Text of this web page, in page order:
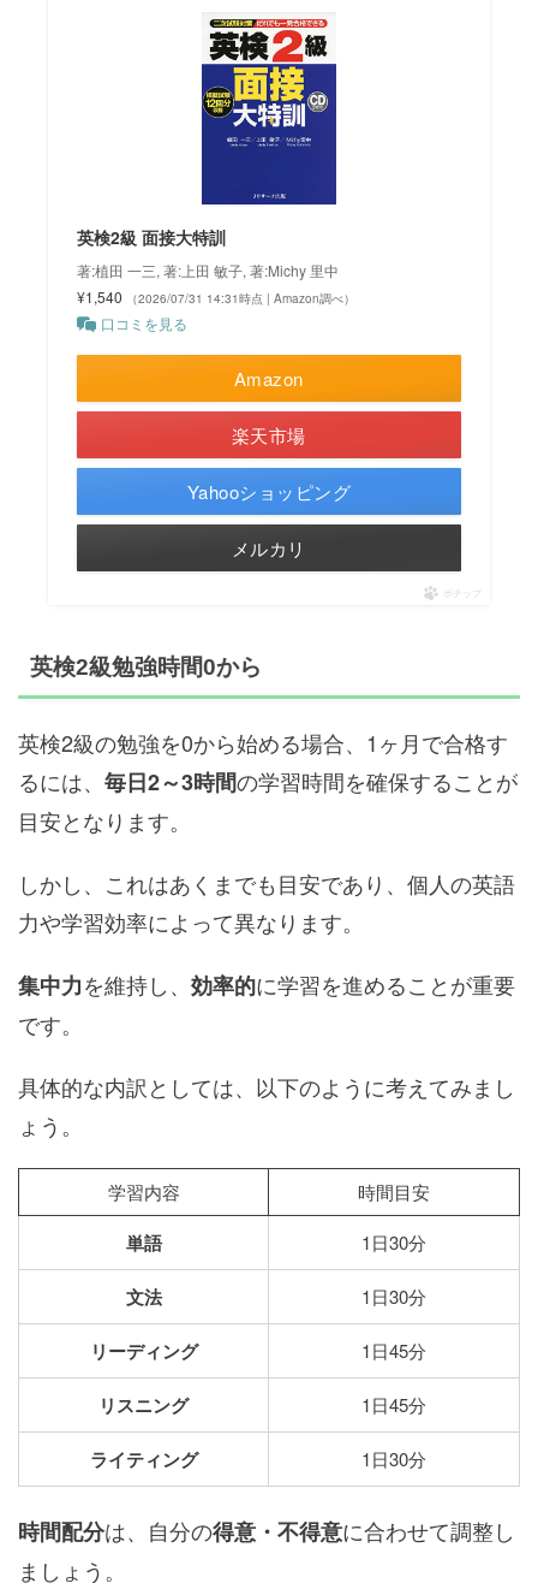
英検2級 面接大特訓
著:植田 一三, 著:上田 敏子, 著:Michy 里中
¥1,540
（2026/07/31 14:31時点 | Amazon調べ）
口コミを見る
Amazon
楽天市場
Yahooショッピング
メルカリ
ポチップ
英検2級勉強時間0から
英検2級の勉強を0から始める場合、1ヶ月で合格す
るには、 毎日2～3時間の学習時間を確保することが
目安となります。
しかし、これはあくまでも目安であり、個人の英語
力や学習効率によって異なります。
集中力を維持し、 効率的に学習を進めることが重要
です。
具体的な内訳としては、以下のように考えてみまし
ょう。
学習内容 時間目安
単語 1日30分
文法 1日30分
リーディング 1日45分
リスニング 1日45分
ライティング 1日30分
時間配分は、自分の得意・不得意に合わせて調整し
ましょう。